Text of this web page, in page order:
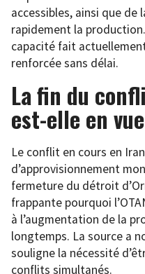
accessibles, ainsi que de
rapidement la
capacité fait
renforcée sans délai.
La fin du
est-elle en
Le conflit en cours en
d’approvisionnement
fermeture du détroit
frappante pourquoi
à l’augmentation de la
longtemps. La source a
souligne la nécessité
conflits simultanés.